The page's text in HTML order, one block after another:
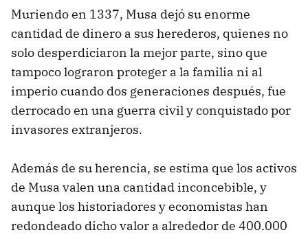
Muriendo en 1337, Musa dejó su enorme
cantidad de dinero a sus herederos, quienes no
solo desperdiciaron la mejor parte, sino que
tampoco lograron proteger a la familia ni al
imperio cuando dos generaciones después, fue
derrocado en una guerra civil y conquistado por
invasores extranjeros.
Además de su herencia, se estima que los activos
de Musa valen una cantidad inconcebible, y
aunque los historiadores y economistas han
redondeado dicho valor a alrededor de 400.000